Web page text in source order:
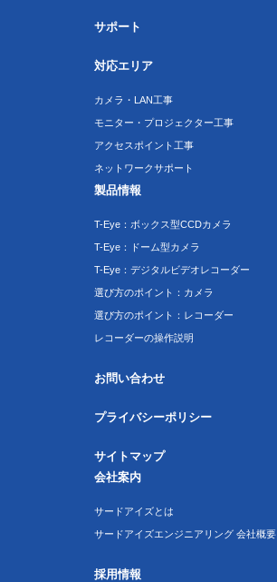
サポート
対応エリア
カメラ・LAN工事
モニター・プロジェクター工事
アクセスポイント工事
ネットワークサポート
製品情報
T-Eye：ボックス型CCDカメラ
T-Eye：ドーム型カメラ
T-Eye：デジタルビデオレコーダー
選び方のポイント：カメラ
選び方のポイント：レコーダー
レコーダーの操作説明
お問い合わせ
プライバシーポリシー
サイトマップ
会社案内
サードアイズとは
サードアイズエンジニアリング 会社概要
採用情報